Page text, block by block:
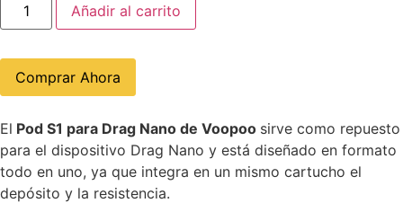
Añadir al carrito
Comprar Ahora
El Pod S1 para Drag Nano de Voopoo sirve como repuesto
para el dispositivo Drag Nano y está diseñado en formato
todo en uno, ya que integra en un mismo cartucho el
depósito y la resistencia.